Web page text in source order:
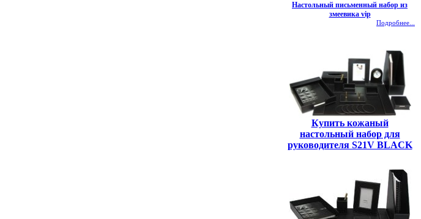
Настольный письменный набор из
змеевика vip
Подробнее...
Купить кожаный
настольный набор для
руководителя S21V BLACK